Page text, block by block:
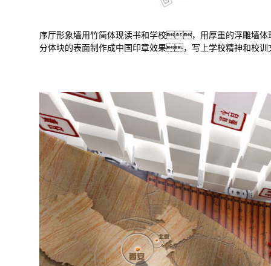
序厅形象墙用竹简体现读书和学校，用厚重的浮雕墙
分体块的表面制作成中国印章效果，写上学校精神和